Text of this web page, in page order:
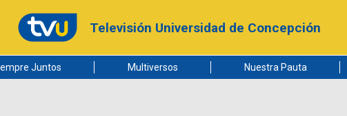
Televisión Universidad de Concepción
Juntos Multiversos Nuestra Pauta